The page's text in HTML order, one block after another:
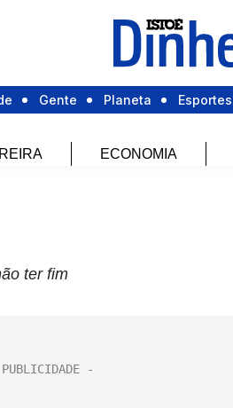
Gente Planeta Esportes
ECONOMIA
ter fim